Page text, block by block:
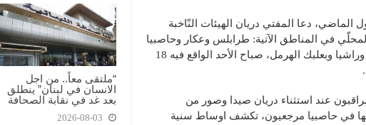
“ملتقى معاً.. من اجل
الانسان في لبنان” ينطلق
بعد غد في نقابة الصحافة
2026-08-03
الاول الماضي، دعا المفتي دريان الهيئات النّاخبة
في المناطق الآتية: طرابلس وعكار وحاصبيا
ومرجعيون وزحلة وراشيا وبعلبك الهرمل، صباح الأحد الواقع فيه 18
عند استثناء دريان صيدا وصور من
في حاصبيا مرجعيون، تكشف اوساط سنية